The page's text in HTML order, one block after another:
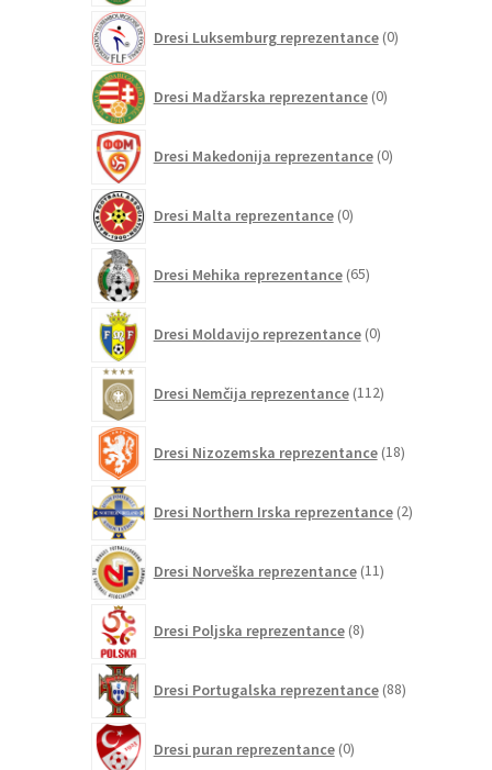
Dresi Luksemburg reprezentance 0izdelkov
Dresi Madžarska reprezentance 0izdelkov
Dresi Makedonija reprezentance 0izdelkov
Dresi Malta reprezentance 0izdelkov
Dresi Mehika reprezentance 65izdelkov
Dresi Moldavijo reprezentance 0izdelkov
Dresi Nemčija reprezentance 112izdelkov
Dresi Nizozemska reprezentance 18izdelkov
Dresi Northern Irska reprezentance 2izdelka
Dresi Norveška reprezentance 11izdelkov
Dresi Poljska reprezentance 8izdelkov
Dresi Portugalska reprezentance 88izdelkov
Dresi puran reprezentance 0izdelkov